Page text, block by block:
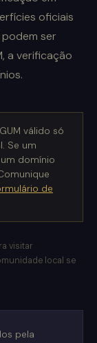
oficiais
ser
a verificação
válido só
Se um
domínio
de
visitar
local se
pela